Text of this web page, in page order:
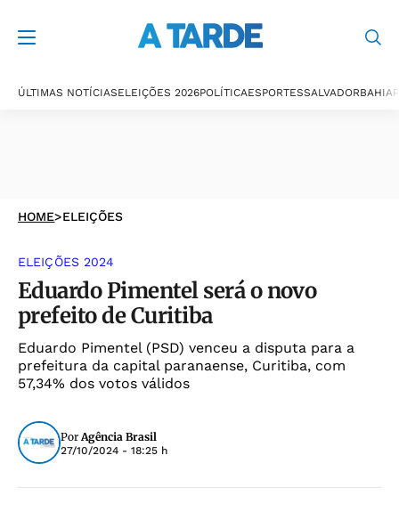
ÚLTIMAS NOTÍCIASELEIÇÕES 2026POLÍTICAESPORTESSALVADORBAHIA
HOME>ELEIÇÕES
ELEIÇÕES 2024
Eduardo Pimentel será o novo
prefeito de Curitiba
Eduardo Pimentel (PSD) venceu a disputa para a
prefeitura da capital paranaense, Curitiba, com
57,34% dos votos válidos
PorAgência Brasil
27/10/2024 - 18:25 h